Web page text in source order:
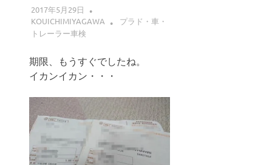
2017年5月29日
KOUICHIMIYAGAWA
プラド・車・
トレーラー車検
期限、もうすぐでしたね。
イカンイカン・・・